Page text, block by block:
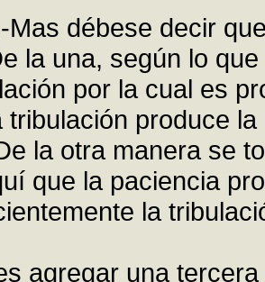
Mas débese decir
la una, según lo
por la cual es
tribulación produce
la otra manera se
que la paciencia
la
agregar una